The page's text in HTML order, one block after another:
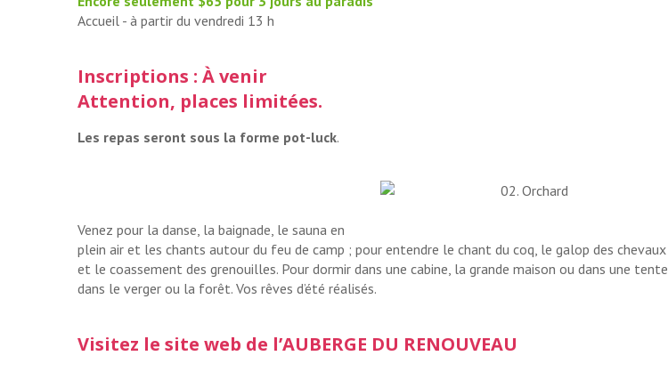
Accueil - à partir du vendredi 13 h
Inscriptions : À venir
Attention, places limitées.
Les repas seront sous la forme pot-luck.
Venez pour la danse, la baignade, le sauna en
plein air et les chants autour du feu de camp ; pour entendre le chant du coq, le galop des chevaux
et le coassement des grenouilles. Pour dormir dans une cabine, la grande maison ou dans une tente
dans le verger ou la forêt. Vos rêves d’été réalisés.
Visitez le site web de l’AUBERGE DU RENOUVEAU